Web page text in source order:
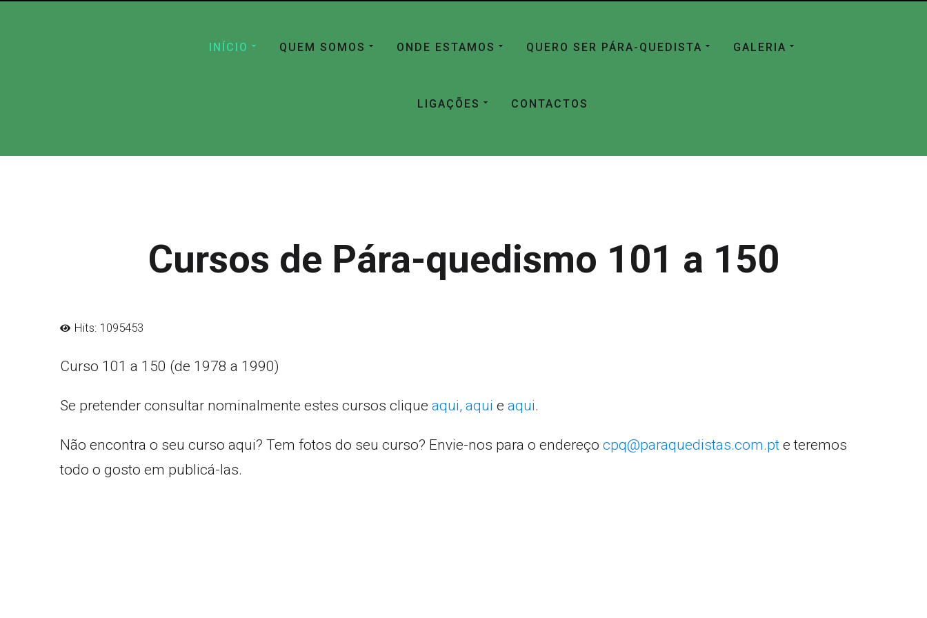
INÍCIO QUEM SOMOS ONDE ESTAMOS QUERO SER PÁRA-QUEDISTA GALERIA
LIGAÇÕES CONTACTOS
Cursos de Pára-quedismo 101 a 150
Hits: 1095453
Curso 101 a 150 (de 1978 a 1990)
Se pretender consultar nominalmente estes cursos clique aqui, aqui e aqui.
Não encontra o seu curso aqui? Tem fotos do seu curso? Envie-nos para o endereço cpq@paraquedistas.com.pt e teremos
todo o gosto em publicá-las.